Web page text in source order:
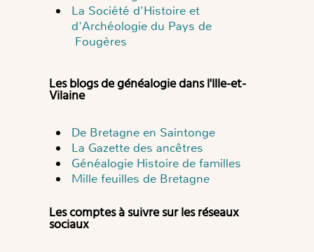
La Société d'Histoire et
d'Archéologie du Pays de
Fougères
Les blogs de généalogie dans l'Ille-et-
Vilaine
De Bretagne en Saintonge
La Gazette des ancêtres
Généalogie Histoire de familles
Mille feuilles de Bretagne
Les comptes à suivre sur les réseaux
sociaux